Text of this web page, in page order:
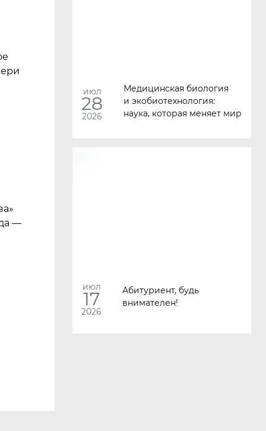
—
июл
28
2026
Медицинская биология
и экобиотехнология:
наука, которая меняет мир
июл
17
2026
Абитуриент, будь
внимателен!